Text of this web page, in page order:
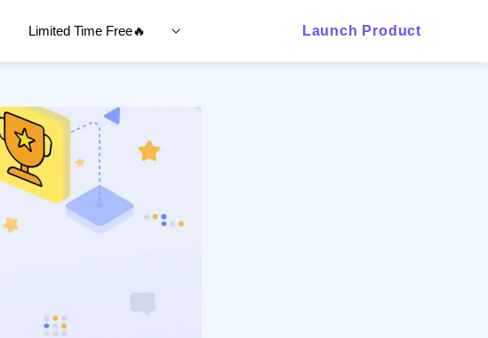
Limited Time Free🔥 Launch Product